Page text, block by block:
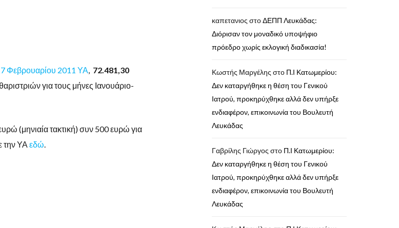
Φεβρουαρίου 2011 ΥΑ, 72.481,30
για τους μήνες Ιανουάριο-
(μηνιαία τακτική) συν 500 ευρώ για
την ΥΑ εδώ.
καπετανιος στοΔΕΠΠ Λευκάδας:
Διόρισαν τον μοναδικό υποψήφιο
πρόεδρο χωρίς εκλογική διαδικασία!
Κωστής Μαργέλης στο Π.Ι Κατωμερίου:
Δεν καταργήθηκε η θέση του Γενικού
Ιατρού, προκηρύχθηκε αλλά δεν υπήρξε
ενδιαφέρον, επικοινωνία του Βουλευτή
Λευκάδας
Γαβρίλης Γιώργος στο Π.Ι Κατωμερίου:
Δεν καταργήθηκε η θέση του Γενικού
Ιατρού, προκηρύχθηκε αλλά δεν υπήρξε
ενδιαφέρον, επικοινωνία του Βουλευτή
Λευκάδας